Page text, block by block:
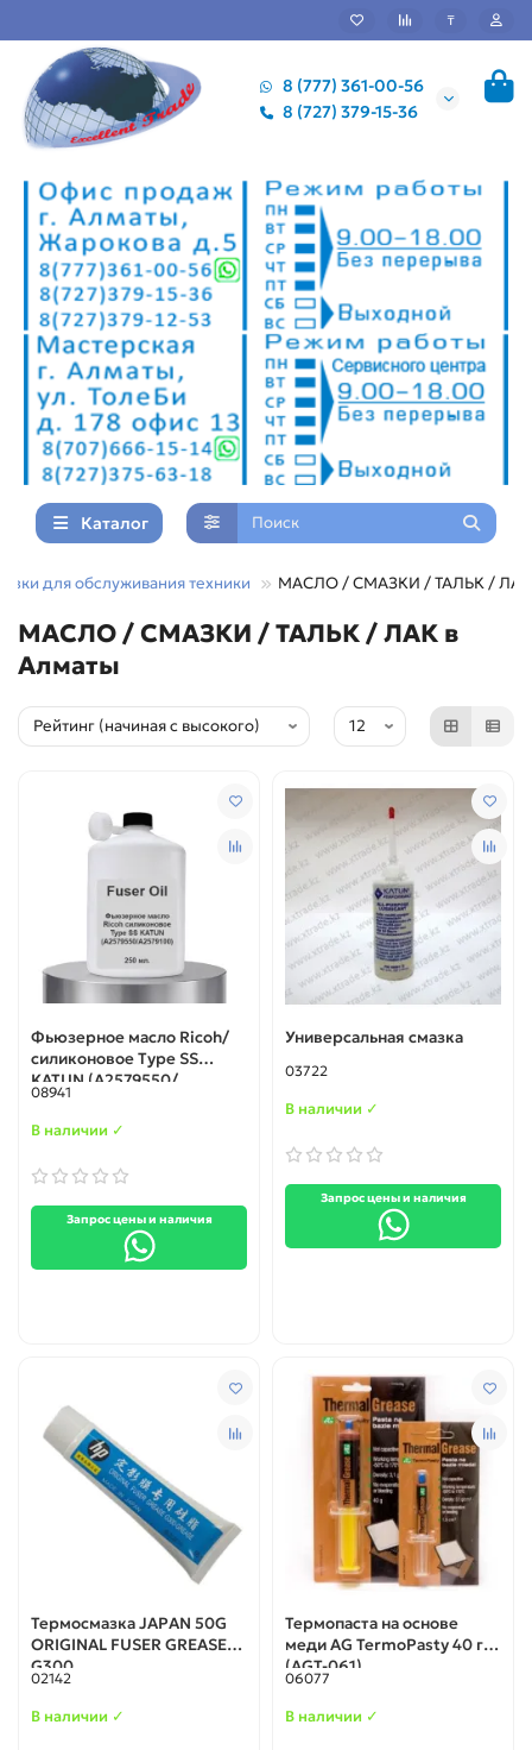
₸
8 (777) 361-00-56
8 (727) 379-15-36
Каталог
для обслуживания техники МАСЛО / СМАЗКИ / ТАЛЬК / ЛАК
МАСЛО / СМАЗКИ / ТАЛЬК / ЛАК в
Алматы
Фьюзерное масло Ricoh/
силиконовое Type SS
KATUN (A2579550/
A2579100) 250 мл.
08941
В наличии ✓
Запрос цены и наличия
Универсальная смазка
03722
В наличии ✓
Запрос цены и наличия
Термосмазка JAPAN 50G
ORIGINAL FUSER GREASE
G300
02142
В наличии ✓
Термопаста на основе
меди AG TermoPasty 40 гр.
(AGT-061)
06077
В наличии ✓